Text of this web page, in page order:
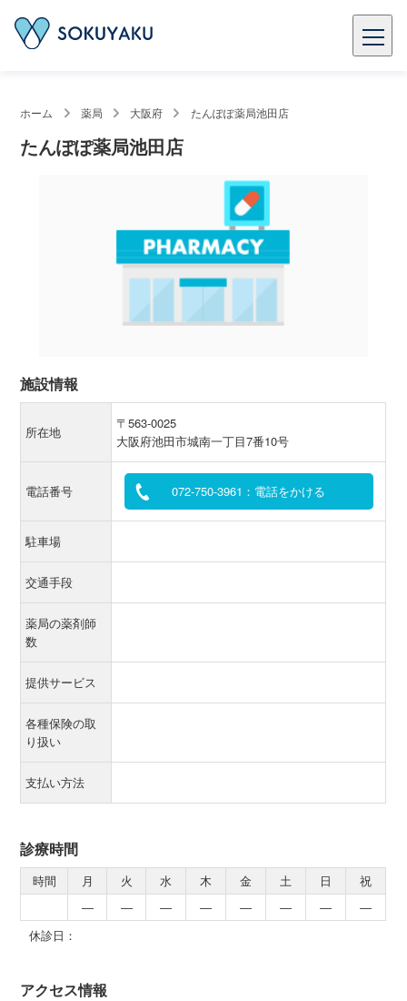
ホーム 薬局 大阪府 たんぽぽ薬局池田店
たんぽぽ薬局池田店
施設情報
所在地
〒563-0025
大阪府池田市城南一丁目7番10号
電話番号 072-750-3961：電話をかける
駐車場
交通手段
薬局の薬剤師
数
提供サービス
各種保険の取
り扱い
支払い方法
診療時間
時間 月 火 水 木 金 土 日
祝
―
― ― ― ― ― ―
―
休診日：
アクセス情報